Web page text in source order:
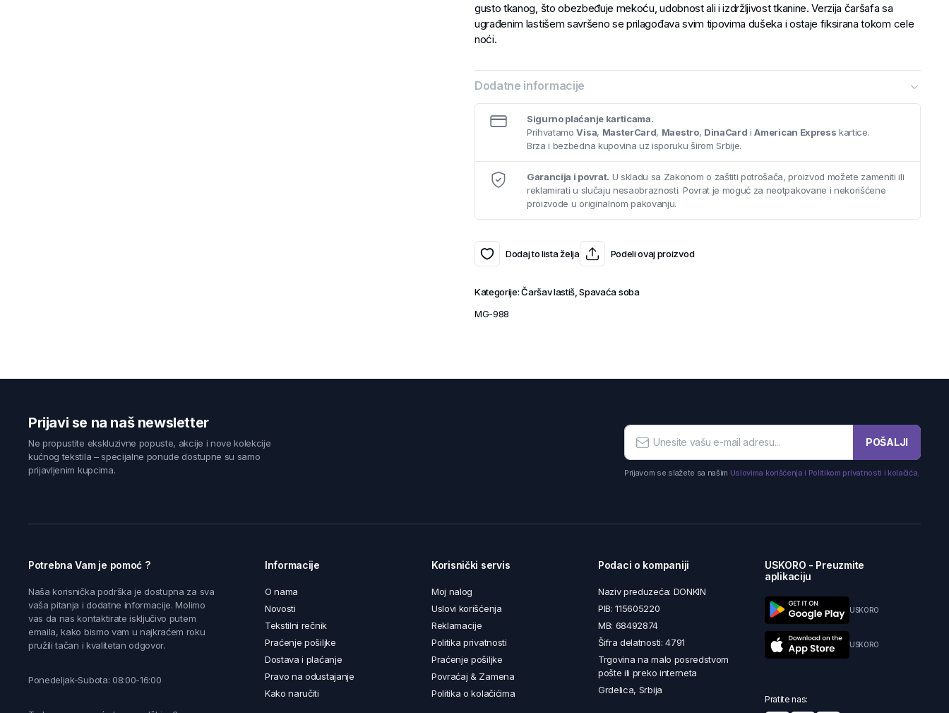
gusto tkanog, što obezbeđuje mekoću, udobnost ali i izdržljivost tkanine. Verzija čaršafa sa
ugrađenim lastišem savršeno se prilagođava svim tipovima dušeka i ostaje fiksirana tokom cele
noći.
Dodatne informacije
Sigurno plaćanje karticama.
PrihvatamoVisa, MasterCard, Maestro, DinaCard iAmerican Express kartice.
Brza i bezbedna kupovina uz isporuku širom Srbije.
Garancija i povrat. U skladu sa Zakonom o zaštiti potrošača, proizvod možete zameniti ili
reklamirati u slučaju nesaobraznosti. Povrat je moguć za neotpakovane i nekorišćene
proizvode u originalnom pakovanju.
Dodaj to lista želja Podeli ovaj proizvod
Kategorije:Čaršav lastiš ,Spavaća soba
MG-988
Prijavi se na naš newsletter
Ne propustite ekskluzivne popuste, akcije i nove kolekcije
kućnog tekstila – specijalne ponude dostupne su samo
prijavljenim kupcima.
POŠALJI
Prijavom se slažete sa našim Uslovima korišćenja i Politikom privatnosti i kolačića.
Potrebna Vam je pomoć ?
Naša korisnička podrška je dostupna za sva
vaša pitanja i dodatne informacije. Molimo
vas da nas kontaktirate isključivo putem
emaila, kako bismo vam u najkraćem roku
pružili tačan i kvalitetan odgovor.
Ponedeljak-Subota: 08:00-16:00
Informacije
O nama
Novosti
Tekstilni rečnik
Praćenje pošiljke
Dostava i plaćanje
Pravo na odustajanje
Kako naručiti
Korisnički servis
Moj nalog
Uslovi korišćenja
Reklamacije
Politika privatnosti
Praćenje pošiljke
Povraćaj & Zamena
Politika o kolačićima
Podaci o kompaniji
Naziv preduzeća: DONKIN
PIB: 115605220
MB: 68492874
Šifra delatnosti: 4791
Trgovina na malo posredstvom
pošte ili preko interneta
Grdelica, Srbija
USKORO - Preuzmite
aplikaciju
USKORO
USKORO
Pratite nas: